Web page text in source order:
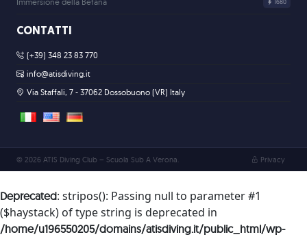
1680
CONTATTI
(+39) 348 23 83 770
info@atisdiving.it
Via Staffali, 7 - 37062 Dossobuono (VR) Italy
YouTube
Facebook
© 2026 ATIS Diving Club – Scuola Sub A Verona. Privacy
Deprecated: stripos(): Passing null to parameter #1
($haystack) of type string is deprecated in
/home/u196550205/domains/atisdiving.it/public_html/wp-